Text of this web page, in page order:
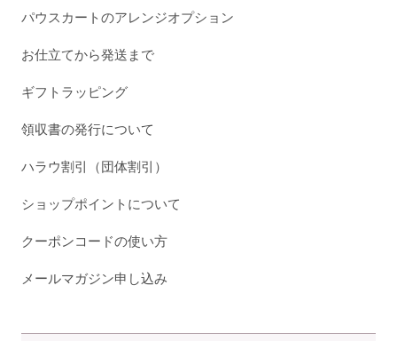
パウスカートのアレンジオプション
お仕立てから発送まで
ギフトラッピング
領収書の発行について
ハラウ割引（団体割引）
ショップポイントについて
クーポンコードの使い方
メールマガジン申し込み